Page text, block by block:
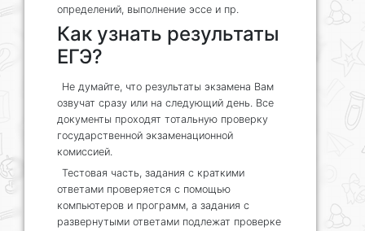
определений, выполнение эссе и пр.
Как узнать результаты
ЕГЭ?
Не думайте, что результаты экзамена Вам
озвучат сразу или на следующий день. Все
документы проходят тотальную проверку
государственной экзаменационной
комиссией.
Тестовая часть, задания с краткими
ответами проверяется с помощью
компьютеров и программ, а задания с
развернутыми ответами подлежат проверке